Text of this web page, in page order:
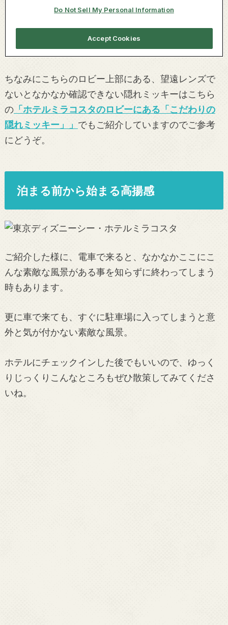
ちなみにこちらのロビー上部にある、望遠レンズで
ないとなかなか確認できない隠れミッキーはこちら
の「ホテルミラコスタのロビーにある「こだわりの
隠れミッキー」」 でもご紹介していますのでご参考
にどうぞ。
泊まる前から始まる高揚感
ご紹介した様に、電車で来ると、なかなかここにこ
んな素敵な風景がある事を知らずに終わってしまう
時もあります。
更に車で来ても、すぐに駐車場に入ってしまうと意
外と気が付かない素敵な風景。
ホテルにチェックインした後でもいいので、ゆっく
りじっくりこんなところもぜひ散策してみてくださ
いね。